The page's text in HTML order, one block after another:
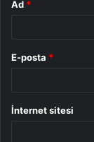
Ad *
E-posta *
İnternet sitesi